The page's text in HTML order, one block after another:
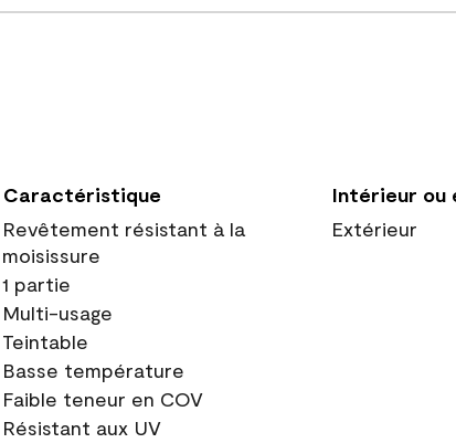
Caractéristique
Revêtement résistant à la
moisissure
1 partie
Multi-usage
Teintable
Basse température
Faible teneur en COV
Résistant aux UV
Intérieur ou
Extérieur